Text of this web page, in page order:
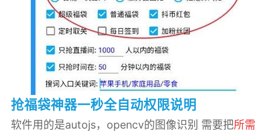
抢福袋神器一秒全自动权限说明
软件用的是autojs，opencv的图像识别 需要把所需